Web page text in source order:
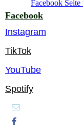
Facebook Seite
Facebook
Instagram
TikTok
YouTube
Spotify